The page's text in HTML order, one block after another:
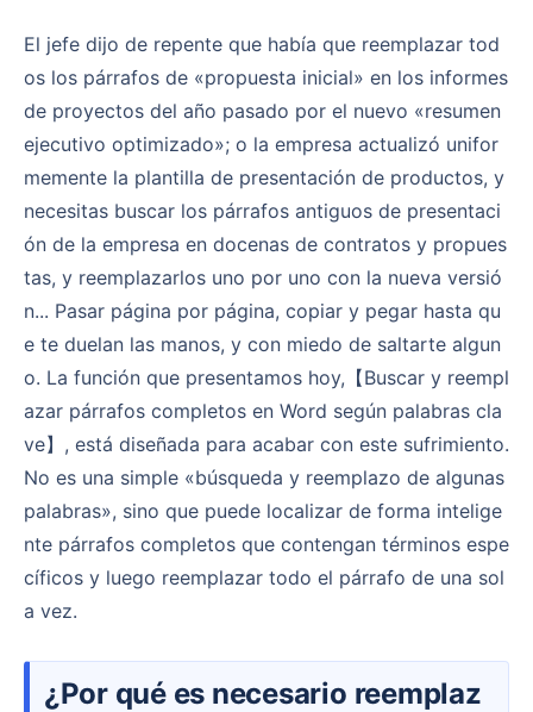
El jefe dijo de repente que había que reemplazar tod
os los párrafos de «propuesta inicial» en los informes
de proyectos del año pasado por el nuevo «resumen
ejecutivo optimizado»; o la empresa actualizó unifor
memente la plantilla de presentación de productos, y
necesitas buscar los párrafos antiguos de presentaci
ón de la empresa en docenas de contratos y propues
tas, y reemplazarlos uno por uno con la nueva versió
n... Pasar página por página, copiar y pegar hasta qu
e te duelan las manos, y con miedo de saltarte algun
o. La función que presentamos hoy,【Buscar y reempl
azar párrafos completos en Word según palabras cla
ve】, está diseñada para acabar con este sufrimiento.
No es una simple «búsqueda y reemplazo de algunas
palabras», sino que puede localizar de forma intelige
nte párrafos completos que contengan términos espe
cíficos y luego reemplazar todo el párrafo de una sol
a vez.
¿Por qué es necesario reemplaz